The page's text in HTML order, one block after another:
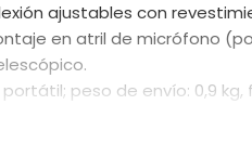
ajustables con
en atril de micrófono
peso de envío: 0,9
en home studio, podcast,